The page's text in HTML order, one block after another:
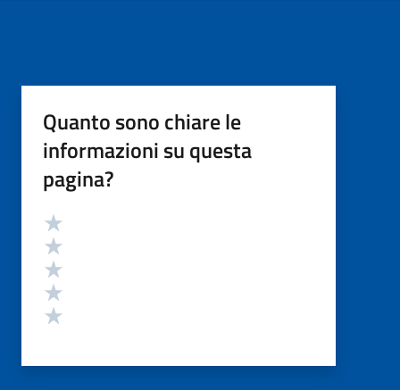
Quanto sono chiare le
informazioni su questa
pagina?
Valutazione